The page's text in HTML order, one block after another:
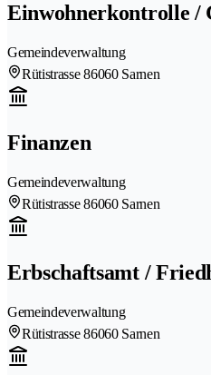
Einwohnerkontrolle /
Gemeindeverwaltung
Rütistrasse 86060 Sarnen
Finanzen
Gemeindeverwaltung
Rütistrasse 86060 Sarnen
Erbschaftsamt /
Gemeindeverwaltung
Rütistrasse 86060 Sarnen